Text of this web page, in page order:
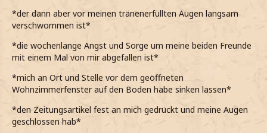
*der dann aber vor meinen tränenerfüllten Augen langsam
verschwommen ist*
*die wochenlange Angst und Sorge um meine beiden Freunde
mit einem Mal von mir abgefallen ist*
*mich an Ort und Stelle vor dem geöffneten
Wohnzimmerfenster auf den Boden habe sinken lassen*
*den Zeitungsartikel fest an mich gedrückt und meine Augen
geschlossen hab*